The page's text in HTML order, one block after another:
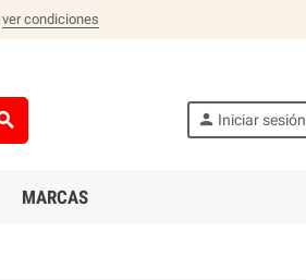
ver condiciones
person Iniciar sesión
MARCAS